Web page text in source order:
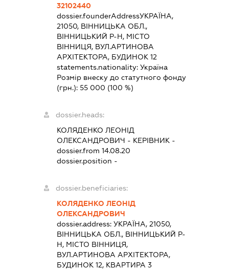
32102440
dossier.founderAddressУКРАЇНА,
21050, ВІННИЦЬКА ОБЛ.,
ВІННИЦЬКИЙ Р-Н, МІСТО
ВІННИЦЯ, ВУЛ.АРТИНОВА
АРХІТЕКТОРА, БУДИНОК 12
statements.nationality:Україна
Розмір внеску до статутного фонду
(грн.):55 000 (100 %)
dossier.heads:
КОЛЯДЕНКО ЛЕОНІД
ОЛЕКСАНДРОВИЧ - КЕРІВНИК -
dossier.from 14.08.20
dossier.position -
dossier.beneficiaries:
КОЛЯДЕНКО ЛЕОНІД
ОЛЕКСАНДРОВИЧ
dossier.address:УКРАЇНА, 21050,
ВІННИЦЬКА ОБЛ., ВІННИЦЬКИЙ Р-
Н, МІСТО ВІННИЦЯ,
ВУЛ.АРТИНОВА АРХІТЕКТОРА,
БУДИНОК 12, КВАРТИРА 3